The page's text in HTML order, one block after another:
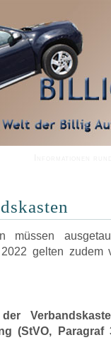
müssen
gelten zudem
(StVO,